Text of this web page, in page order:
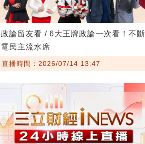
政論留友看 / 6大王牌政論一次看！不斷
電民主流水席
直播時間：2026/07/14 13:47